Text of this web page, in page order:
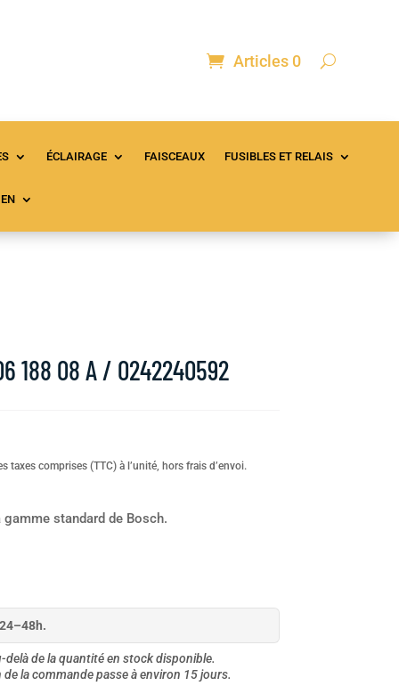
Articles 0
ÉCLAIRAGE FAISCEAUX FUSIBLES ET RELAIS
188 08 A / 0242240592
taxes comprises (TTC) à l’unité, hors frais d’envoi.
standard de Bosch.
de la quantité en stock disponible.
de la commande passe à environ 15 jours.